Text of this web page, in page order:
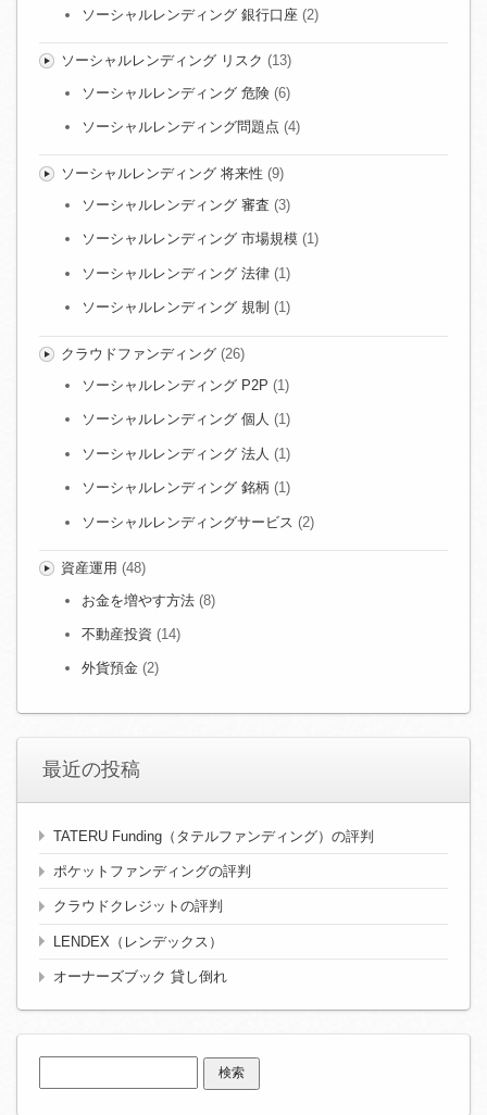
ソーシャルレンディング 銀行口座 (2)
ソーシャルレンディング リスク (13)
ソーシャルレンディング 危険 (6)
ソーシャルレンディング問題点 (4)
ソーシャルレンディング 将来性 (9)
ソーシャルレンディング 審査 (3)
ソーシャルレンディング 市場規模 (1)
ソーシャルレンディング 法律 (1)
ソーシャルレンディング 規制 (1)
クラウドファンディング(26)
ソーシャルレンディング P2P (1)
ソーシャルレンディング 個人 (1)
ソーシャルレンディング 法人 (1)
ソーシャルレンディング 銘柄 (1)
ソーシャルレンディングサービス (2)
資産運用 (48)
お金を増やす方法 (8)
不動産投資 (14)
外貨預金 (2)
最近の投稿
TATERU Funding（タテルファンディング）の評判
ポケットファンディングの評判
クラウドクレジットの評判
LENDEX（レンデックス）
オーナーズブック 貸し倒れ
索: